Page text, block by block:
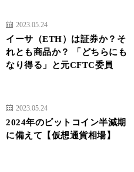
2023.05.24
イーサ（ETH）は証券か？そ
れとも商品か？ 「どちらにも
なり得る」と元CFTC委員
2023.05.24
2024年のビットコイン半減期
に備えて【仮想通貨相場】